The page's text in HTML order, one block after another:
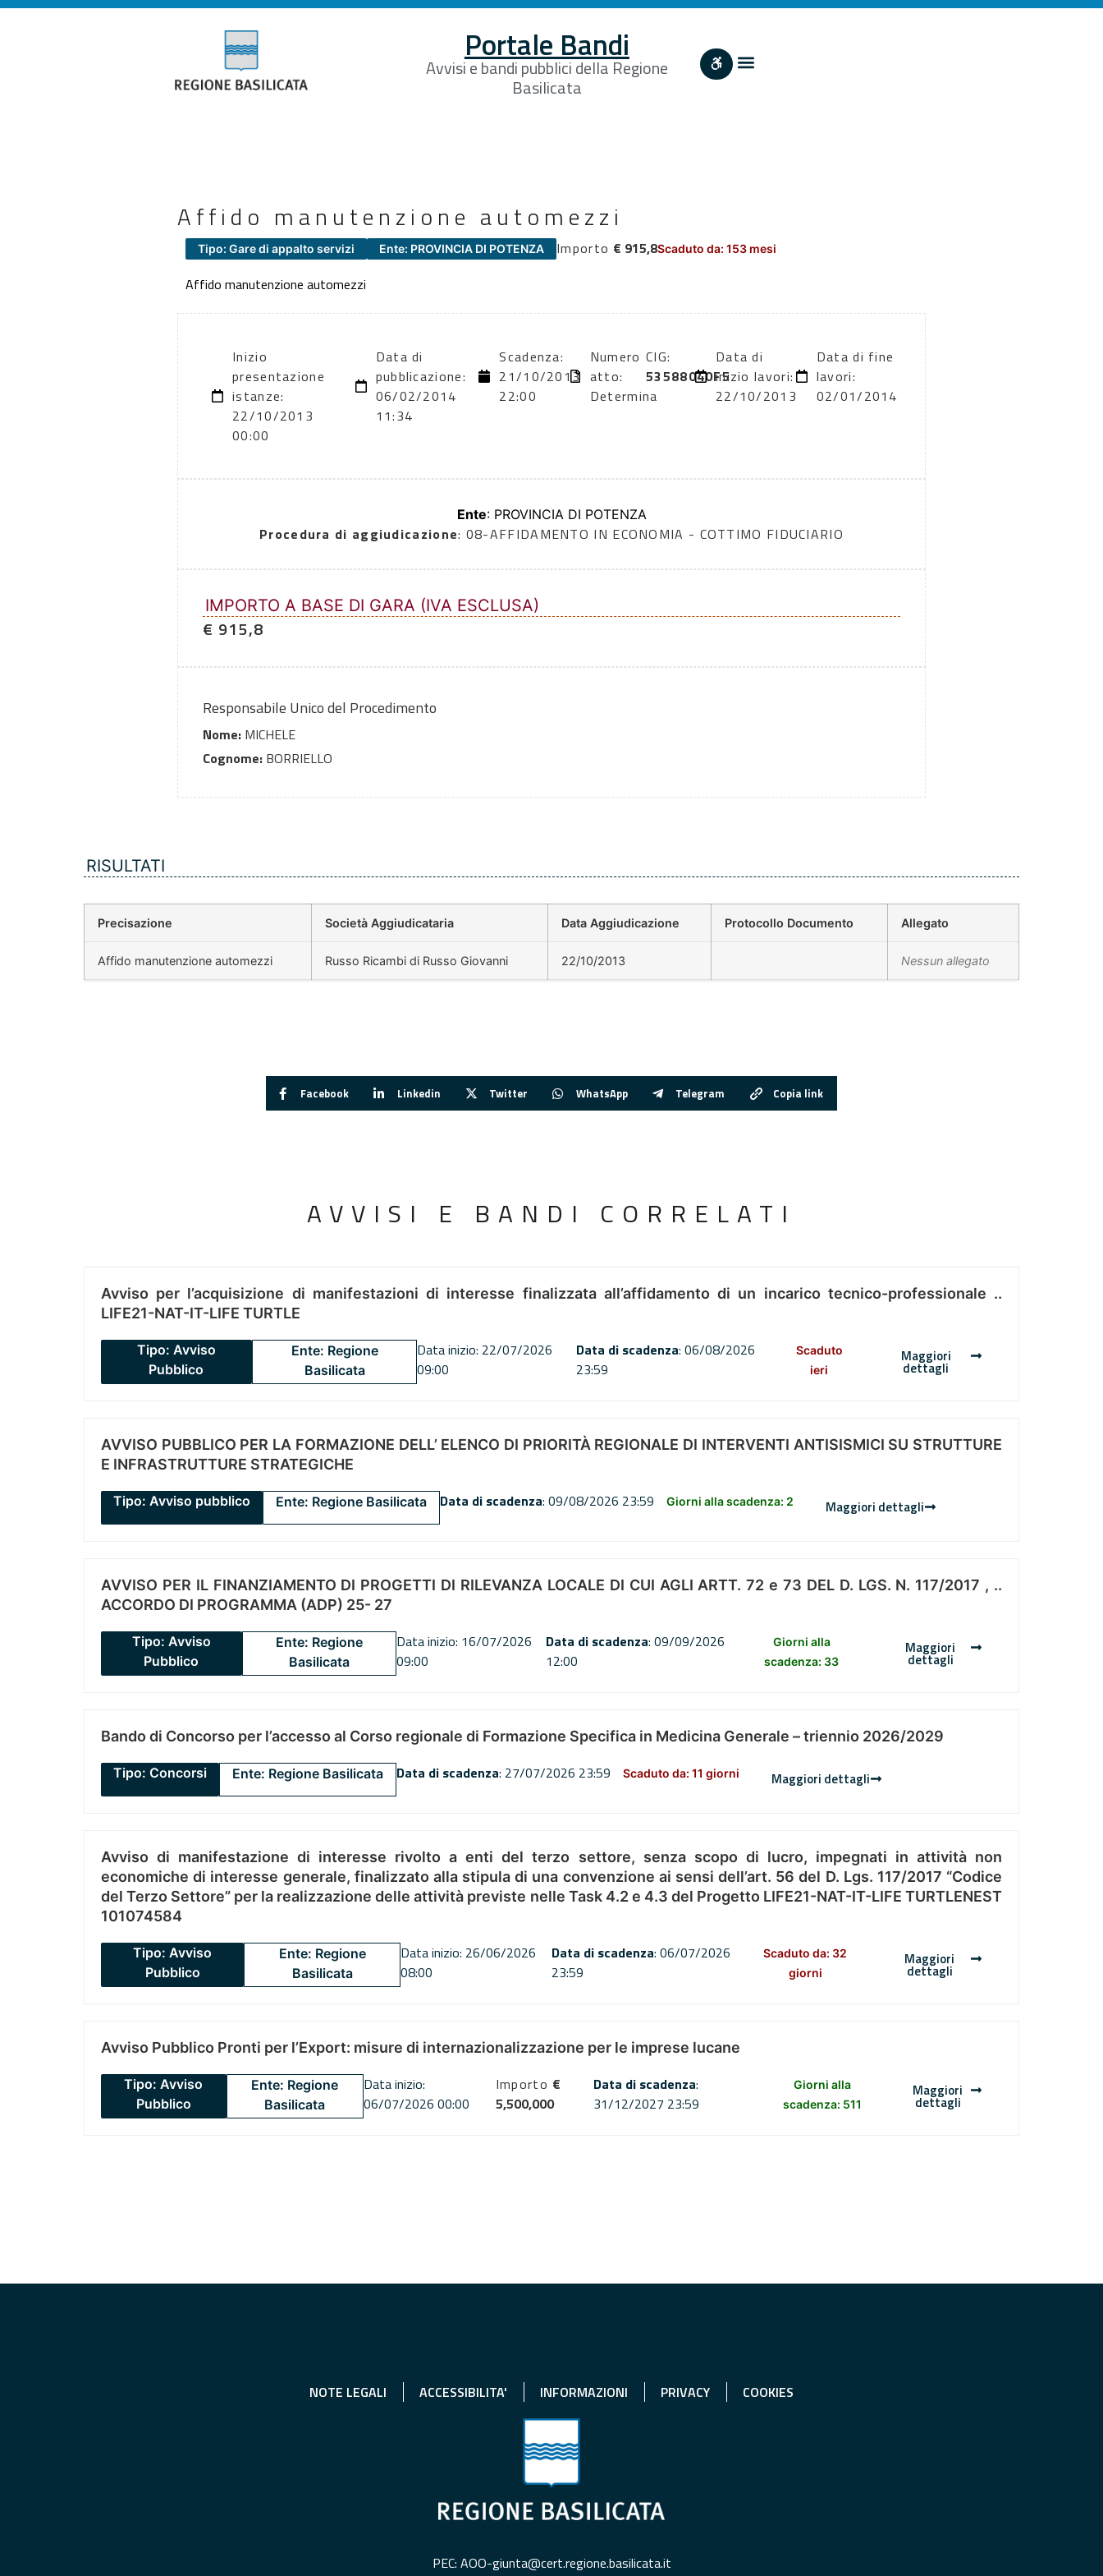
Portale Bandi
Avvisi e bandi pubblici della Regione
Basilicata
Affido manutenzione automezzi
Tipo: Gare di appalto servizi Ente: PROVINCIA DI POTENZA Importo € 915,8Scaduto da: 153 mesi
Affido manutenzione automezzi
Inizio
presentazione
istanze:
22/10/2013
00:00
Data di
pubblicazione:
06/02/2014
11:34
Scadenza:
21/10/2013
22:00
Numero
atto:
Determina
CIG:
53588040F5
Data di
inizio lavori:
22/10/2013
Data di fine
lavori:
02/01/2014
Ente: PROVINCIA DI POTENZA
Procedura di aggiudicazione: 08-AFFIDAMENTO IN ECONOMIA - COTTIMO FIDUCIARIO
IMPORTO A BASE DI GARA (IVA ESCLUSA)
€ 915,8
Responsabile Unico del Procedimento
Nome: MICHELE
Cognome: BORRIELLO
RISULTATI
Precisazione Società Aggiudicataria Data Aggiudicazione Protocollo Documento Allegato
Affido manutenzione automezzi Russo Ricambi di Russo Giovanni 22/10/2013 Nessun allegato
Facebook Linkedin Twitter WhatsApp Telegram Copia link
AVVISI E BANDI CORRELATI
Avviso per l’acquisizione di manifestazioni di interesse finalizzata all’affidamento di un incarico tecnico-professionale ..
LIFE21-NAT-IT-LIFE TURTLE
Tipo: Avviso
Pubblico
Ente: Regione
Basilicata
Data inizio: 22/07/2026
09:00
Data di scadenza: 06/08/2026
23:59
Scaduto
ieri
Maggiori
dettagli
AVVISO PUBBLICO PER LA FORMAZIONE DELL’ ELENCO DI PRIORITÀ REGIONALE DI INTERVENTI ANTISISMICI SU STRUTTURE
E INFRASTRUTTURE STRATEGICHE
Tipo: Avviso pubblico Ente: Regione Basilicata Data di scadenza: 09/08/2026 23:59 Giorni alla scadenza: 2 Maggiori dettagli
AVVISO PER IL FINANZIAMENTO DI PROGETTI DI RILEVANZA LOCALE DI CUI AGLI ARTT. 72 e 73 DEL D. LGS. N. 117/2017 , ..
ACCORDO DI PROGRAMMA (ADP) 25- 27
Tipo: Avviso
Pubblico
Ente: Regione
Basilicata
Data inizio: 16/07/2026
09:00
Data di scadenza: 09/09/2026
12:00
Giorni alla
scadenza: 33
Maggiori
dettagli
Bando di Concorso per l’accesso al Corso regionale di Formazione Specifica in Medicina Generale – triennio 2026/2029
Tipo: Concorsi Ente: Regione Basilicata Data di scadenza: 27/07/2026 23:59 Scaduto da: 11 giorni Maggiori dettagli
Avviso di manifestazione di interesse rivolto a enti del terzo settore, senza scopo di lucro, impegnati in attività non
economiche di interesse generale, finalizzato alla stipula di una convenzione ai sensi dell’art. 56 del D. Lgs. 117/2017 “Codice
del Terzo Settore” per la realizzazione delle attività previste nelle Task 4.2 e 4.3 del Progetto LIFE21-NAT-IT-LIFE TURTLENEST
101074584
Tipo: Avviso
Pubblico
Ente: Regione
Basilicata
Data inizio: 26/06/2026
08:00
Data di scadenza: 06/07/2026
23:59
Scaduto da: 32
giorni
Maggiori
dettagli
Avviso Pubblico Pronti per l’Export: misure di internazionalizzazione per le imprese lucane
Tipo: Avviso
Pubblico
Ente: Regione
Basilicata
Data inizio:
06/07/2026 00:00
Importo €
5,500,000
Data di scadenza:
31/12/2027 23:59
Giorni alla
scadenza: 511
Maggiori
dettagli
NOTE LEGALI ACCESSIBILITA' INFORMAZIONI PRIVACY COOKIES
PEC: AOO-giunta@cert.regione.basilicata.it